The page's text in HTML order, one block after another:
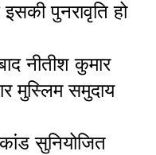
पुनरावृति हो
नीतीश कुमार
मुस्लिम समुदाय
सुनियोजित